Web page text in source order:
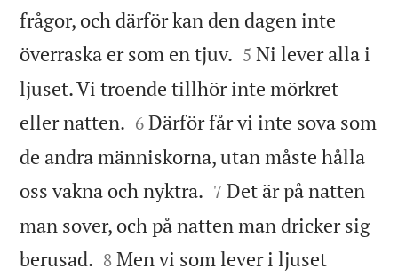
frågor, och därför kan den dagen inte
överraska er som en tjuv. 

5 Ni lever alla i
ljuset. Vi troende tillhör inte mörkret
eller natten. 

6 Därför får vi inte sova som
de andra människorna, utan måste hålla
oss vakna och nyktra. 

7 Det är på natten
man sover, och på natten man dricker sig
berusad. 

8 Men vi som lever i ljuset